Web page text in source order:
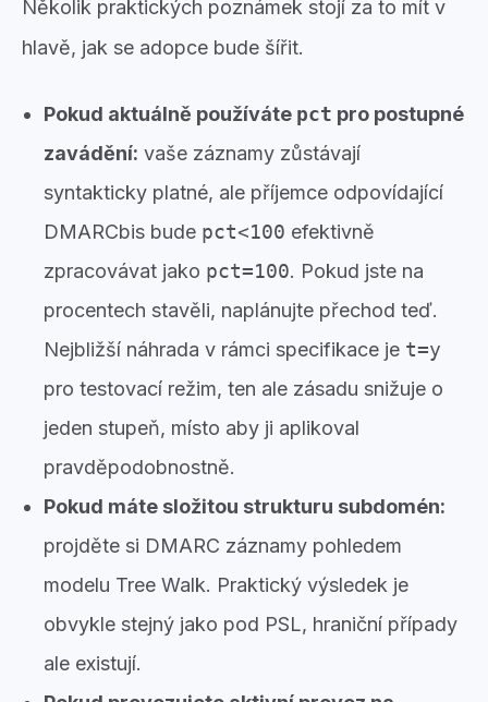
Několik praktických poznámek stojí za to mít v
hlavě, jak se adopce bude šířit.
Pokud aktuálně používáte pct pro postupné
zavádění: vaše záznamy zůstávají
syntakticky platné, ale příjemce odpovídající
DMARCbis bude pct<100 efektivně
zpracovávat jako pct=100. Pokud jste na
procentech stavěli, naplánujte přechod teď.
Nejbližší náhrada v rámci specifikace je t=y
pro testovací režim, ten ale zásadu snižuje o
jeden stupeň, místo aby ji aplikoval
pravděpodobnostně.
Pokud máte složitou strukturu subdomén:
projděte si DMARC záznamy pohledem
modelu Tree Walk. Praktický výsledek je
obvykle stejný jako pod PSL, hraniční případy
ale existují.